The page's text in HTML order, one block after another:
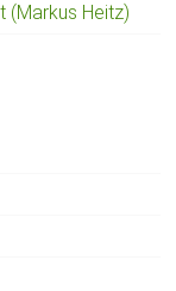
(Markus Heitz)